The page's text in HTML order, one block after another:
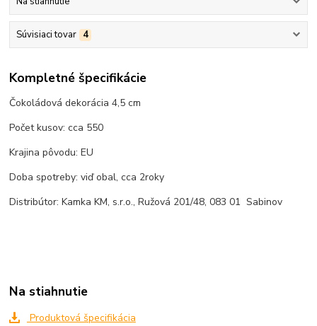
Súvisiaci tovar 4
Kompletné špecifikácie
Čokoládová dekorácia 4,5 cm
Počet kusov: cca 550
Krajina pôvodu: EU
Doba spotreby: viď obal, cca 2roky
Distribútor: Kamka KM, s.r.o., Ružová 201/48, 083 01 Sabinov
Na stiahnutie
Produktová špecifikácia